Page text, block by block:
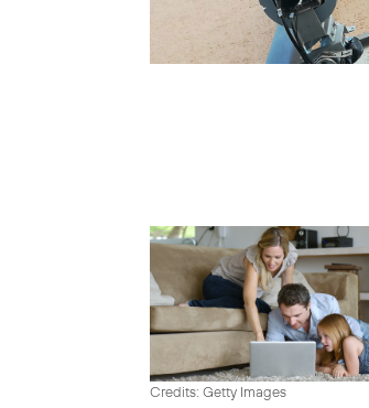
Credits: Getty Images